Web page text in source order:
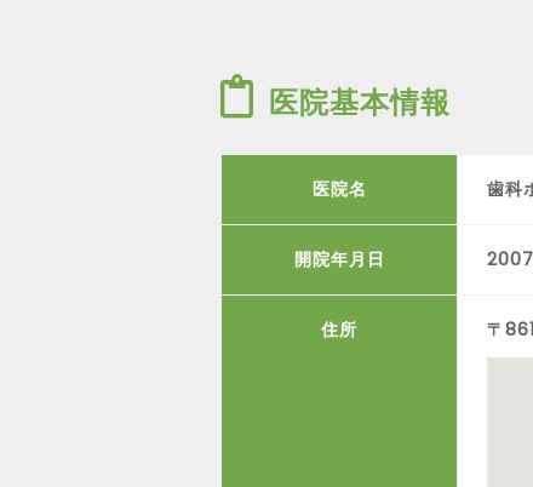
医院基本情報
医院名 歯科
開院年月日
住所 〒